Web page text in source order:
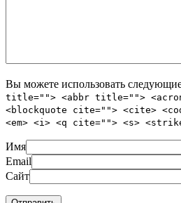
Вы можете использовать
title=""> <abbr title="">
<blockquote cite=""> <cite>
<em> <i> <q cite=""> <s>
Имя
Email
Сайт